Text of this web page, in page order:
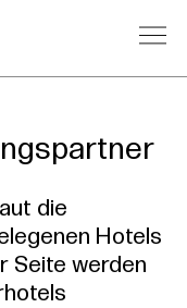
die
Hotels
Seite werden